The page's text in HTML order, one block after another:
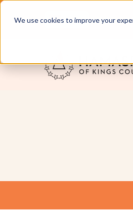
We use cookies to improve your
中文 为纽约和长